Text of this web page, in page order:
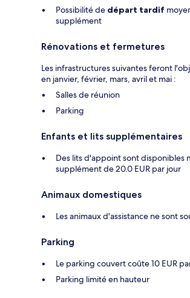
Possibilité de départ tardif
supplément
Rénovations et fermetures
Les infrastructures suivantes feront
en janvier, février, mars, avril et mai :
Salles de réunion
Parking
Enfants et lits supplémentaires
Des lits d'appoint sont disponibles
supplément de 20.0 EUR par jour
Animaux domestiques
Les animaux d'assistance ne sont
Parking
Le parking couvert coûte 10 EUR
Parking limité en hauteur